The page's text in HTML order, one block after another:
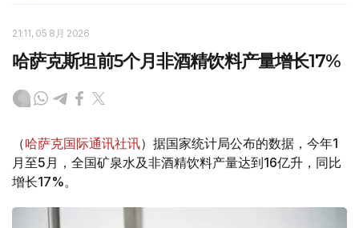
21:11, 05 8月 2026
哈萨克斯坦前5个月非酒精饮料产量增长17%
（哈萨克国际通讯社讯）据国家统计局公布的数据，今年1
月至5月，全国矿泉水及非酒精饮料产量达到16亿升，同比
增长17%。